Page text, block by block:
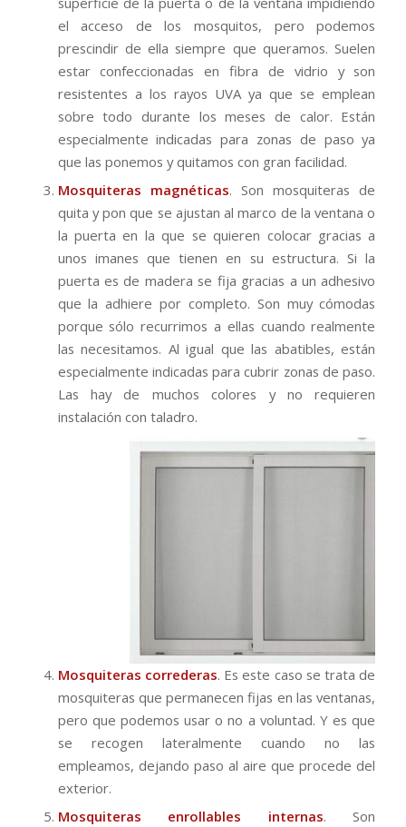
el acceso de los mosquitos, pero podemos
prescindir de ella siempre que queramos. Suelen
estar confeccionadas en fibra de vidrio y son
resistentes a los rayos UVA ya que se emplean
sobre todo durante los meses de calor. Están
especialmente indicadas para zonas de paso ya
que las ponemos y quitamos con gran facilidad.
Mosquiteras magnéticas. Son mosquiteras de
quita y pon que se ajustan al marco de la ventana o
la puerta en la que se quieren colocar gracias a
unos imanes que tienen en su estructura. Si la
puerta es de madera se fija gracias a un adhesivo
que la adhiere por completo. Son muy cómodas
porque sólo recurrimos a ellas cuando realmente
las necesitamos. Al igual que las abatibles, están
especialmente indicadas para cubrir zonas de paso.
Las hay de muchos colores y no requieren
instalación con taladro.
Mosquiteras correderas. Es este caso se trata de
mosquiteras que permanecen fijas en las ventanas,
pero que podemos usar o no a voluntad. Y es que
se recogen lateralmente cuando no las
empleamos, dejando paso al aire que procede del
exterior.
Mosquiteras enrollables internas. Son